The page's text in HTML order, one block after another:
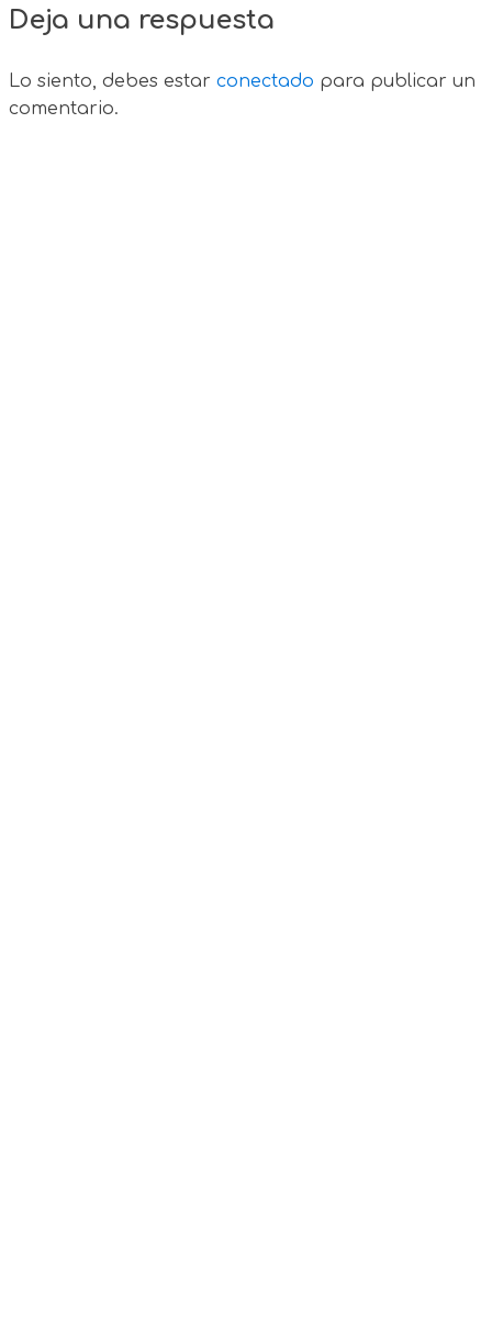
Deja una respuesta
Lo siento, debes estar conectado para publicar un
comentario.